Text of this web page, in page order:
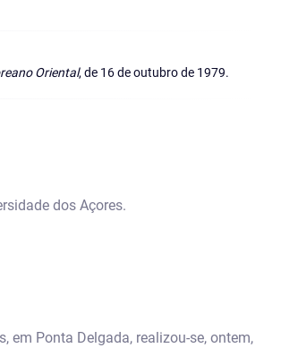
Oriental, de 16 de outubro de 1979.
dos Açores.
em Ponta Delgada, realizou-se, ontem,